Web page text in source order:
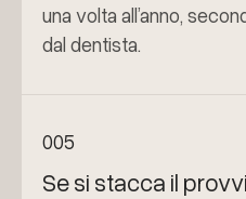
una volta all’anno,
dal dentista.
005
Se si stacca il